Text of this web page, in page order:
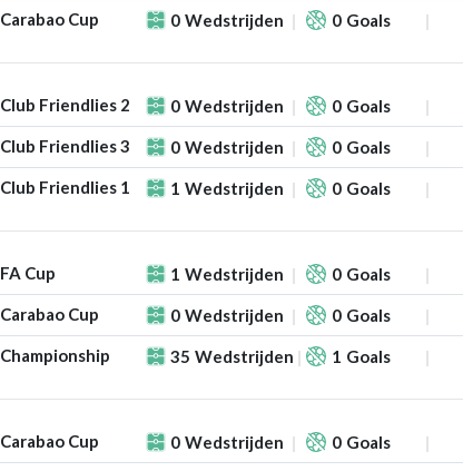
Carabao Cup 0 Wedstrijden 0 Goals
Club Friendlies 2 0 Wedstrijden 0 Goals
Club Friendlies 3 0 Wedstrijden 0 Goals
Club Friendlies 1 1 Wedstrijden 0 Goals
FA Cup 1 Wedstrijden 0 Goals
Carabao Cup 0 Wedstrijden 0 Goals
Championship 35 Wedstrijden 1 Goals
Carabao Cup 0 Wedstrijden 0 Goals